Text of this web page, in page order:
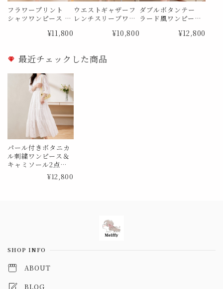
フラワープリント
シャツワンピース M
¥11,800
ウエストギャザーフ
レンチスリーブワン
¥10,800
ダブルボタンテー
ラード風ワンピース
¥12,800
最近チェックした商品
パール付きボタニカ
ル刺繍ワンピース＆
キャミソール2点
セット Me1009¥12,800
SHOP INFO
ABOUT
BLOG